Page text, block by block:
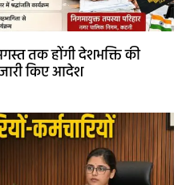
तक होंगी देशभक्ति की
जारी किए आदेश